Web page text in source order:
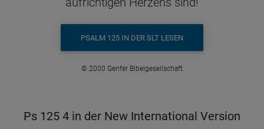
PSALM 125 IN DER SLT LESEN
© 2000 Genfer Bibelgesellschaft
Ps 125 4 in der New International Version